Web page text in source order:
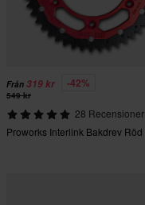
Från 319 kr -42%
549 kr
28 Recensioner
Proworks Interlink Bakdrev Röd